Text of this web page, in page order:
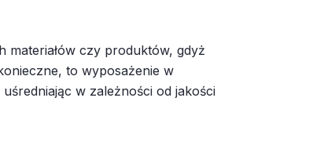
materiałów czy produktów, gdyż
to wyposażenie w
w zależności od jakości